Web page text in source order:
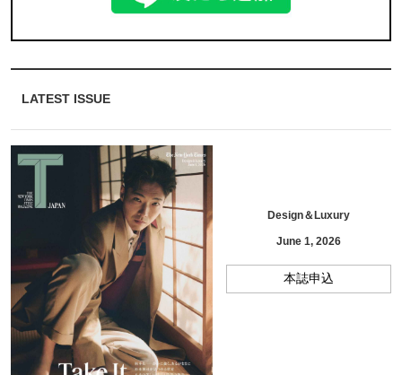
LATEST ISSUE
Design＆Luxury
June 1, 2026
本誌申込